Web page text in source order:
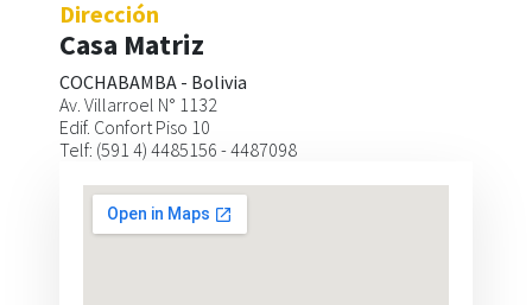
Dirección
Casa Matriz
COCHABAMBA - Bolivia
Av. Villarroel N° 1132
Edif. Confort Piso 10
Telf: (591 4) 4485156 - 4487098
Dirección
Sucursal
SANTA CRUZ - BOLIVIA
Calle Libertad esq. Cañada Strongest
Edif. Plaza Libertad - Of. 234
Telf: (591 3) 3303796